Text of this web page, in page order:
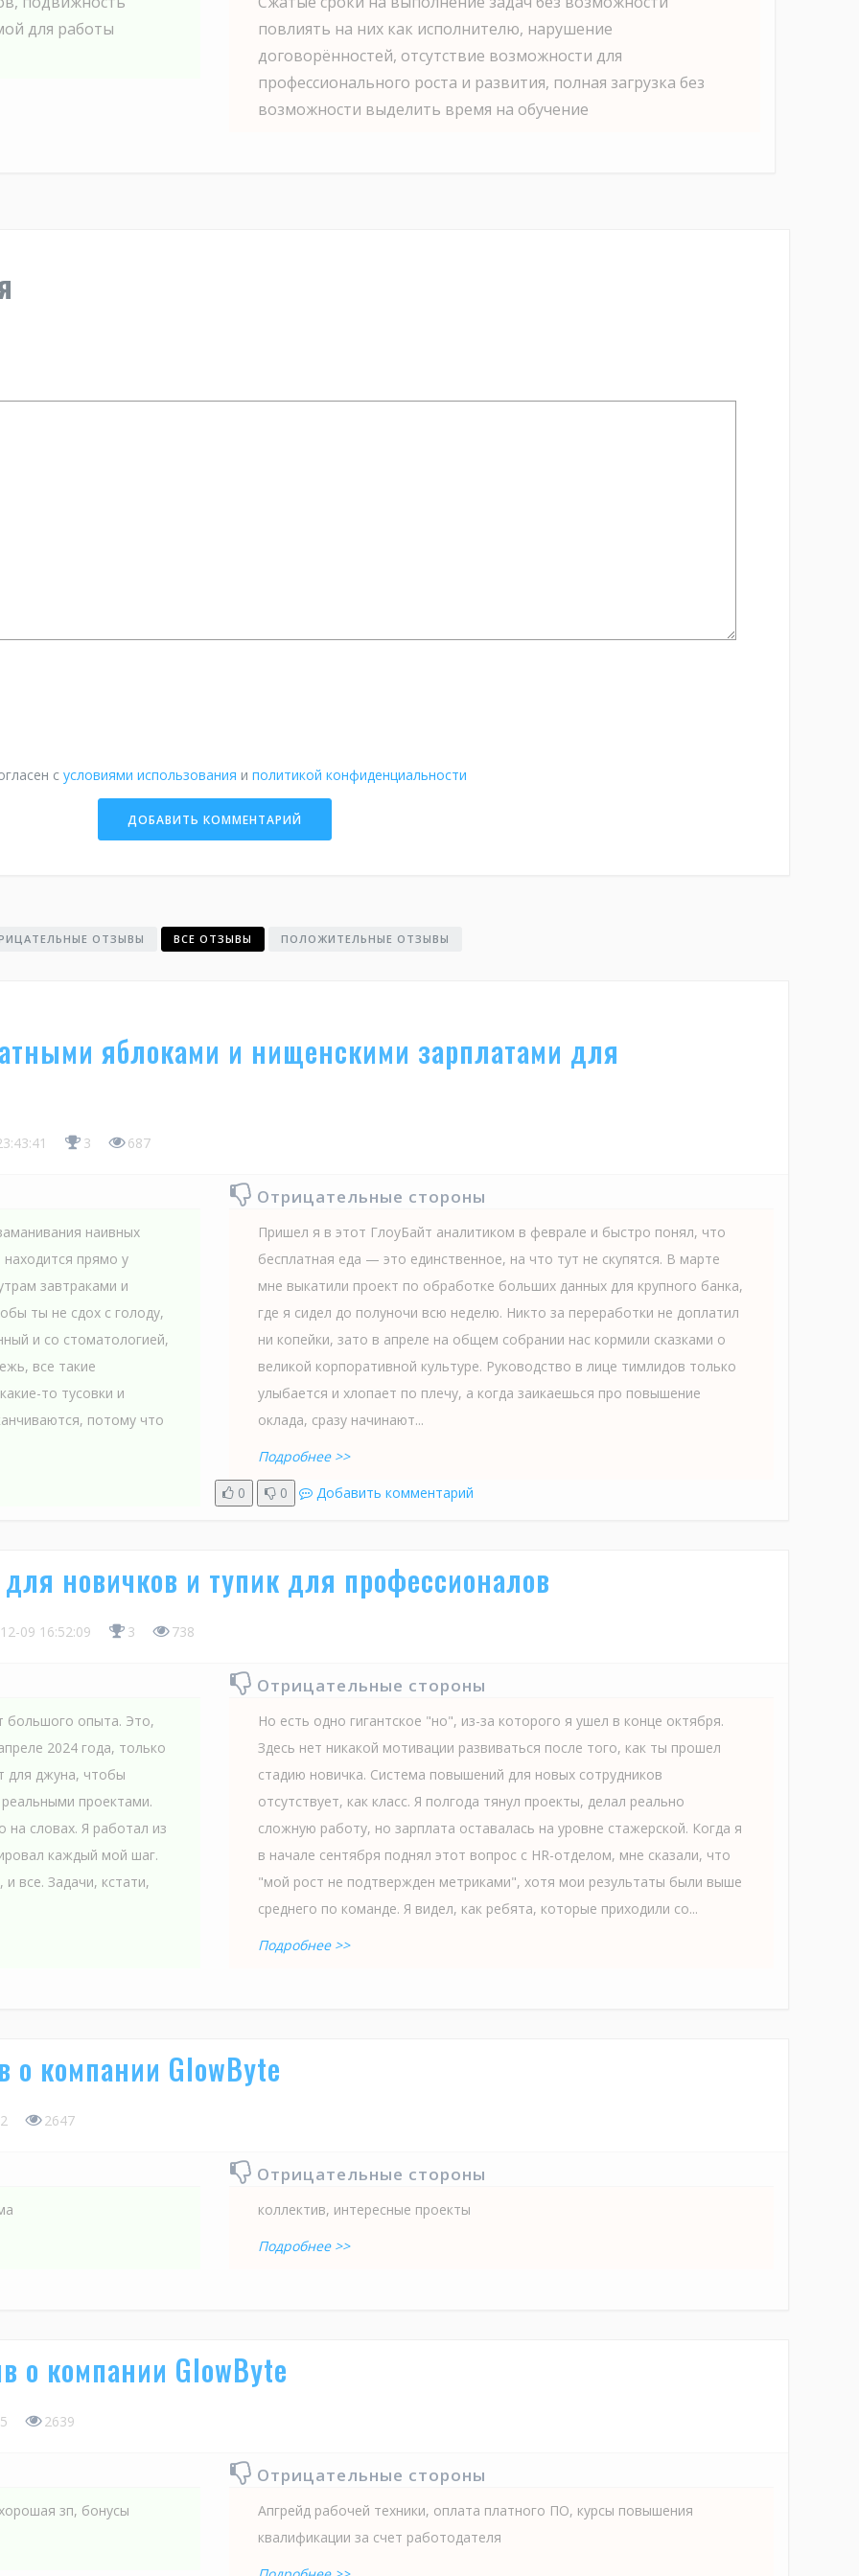
для работы
повлиять на них как исполнителю, нарушение
договорённостей, отсутствие возможности для
профессионального роста и развития, полная загрузка без
возможности выделить время на обучение
с условиями использования и политикой конфиденциальности
ОТЗЫВЫ ВСЕ ОТЗЫВЫ ПОЛОЖИТЕЛЬНЫЕ ОТЗЫВЫ
яблоками и нищенскими зарплатами для
3 687
наивных
прямо у
завтраками и
ты не сдох с голоду,
и со стоматологией,
все такие
то тусовки и
потому что
Отрицательные стороны
Пришел я в этот ГлоуБайт аналитиком в феврале и быстро понял, что
бесплатная еда — это единственное, на что тут не скупятся. В марте
мне выкатили проект по обработке больших данных для крупного банка,
где я сидел до полуночи всю неделю. Никто за переработки не доплатил
ни копейки, зато в апреле на общем собрании нас кормили сказками о
великой корпоративной культуре. Руководство в лице тимлидов только
улыбается и хлопает по плечу, а когда заикаешься про повышение
оклада, сразу начинают...
Подробнее >>
0
0 Добавить комментарий
новичков и тупик для профессионалов
09 16:52:09 3 738
большого опыта. Это,
2024 года, только
для джуна, чтобы
проектами.
на словах. Я работал из
каждый мой шаг.
все. Задачи, кстати,
Отрицательные стороны
Но есть одно гигантское "но", из-за которого я ушел в конце октября.
Здесь нет никакой мотивации развиваться после того, как ты прошел
стадию новичка. Система повышений для новых сотрудников
отсутствует, как класс. Я полгода тянул проекты, делал реально
сложную работу, но зарплата оставалась на уровне стажерской. Когда я
в начале сентября поднял этот вопрос с HR-отделом, мне сказали, что
"мой рост не подтвержден метриками", хотя мои результаты были выше
среднего по команде. Я видел, как ребята, которые приходили со...
Подробнее >>
о компании GlowByte
2647
Отрицательные стороны
коллектив, интересные проекты
Подробнее >>
о компании GlowByte
2639
зп, бонусы
Отрицательные стороны
Апгрейд рабочей техники, оплата платного ПО, курсы повышения
квалификации за счет работодателя